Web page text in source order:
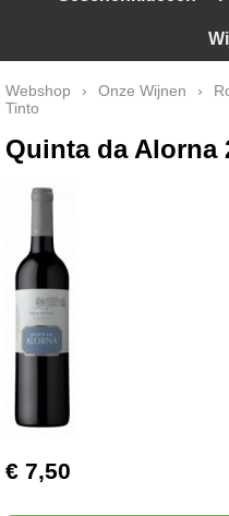
Webshop › Onze Wijnen ›
Tinto
Quinta da Alorna
€ 7,50